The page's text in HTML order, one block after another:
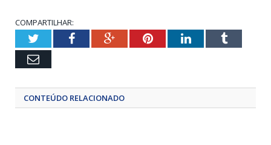
COMPARTILHAR:
TwitterFacebookGoogle+PinterestLinkedInTumblr
Email
CONTEÚDO RELACIONADO